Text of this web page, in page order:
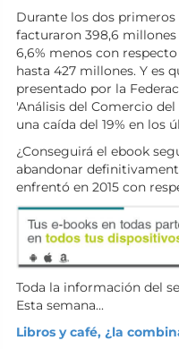
Durante los dos
facturaron 398,6
6,6% menos con
hasta 427 millones. Y es
presentado por la
'Análisis del Comercio
una caída del 19% en los
¿Conseguirá el ebook
abandonar
enfrentó en 2015 con
Toda la información del
Esta semana...
Libros y café, ¿la